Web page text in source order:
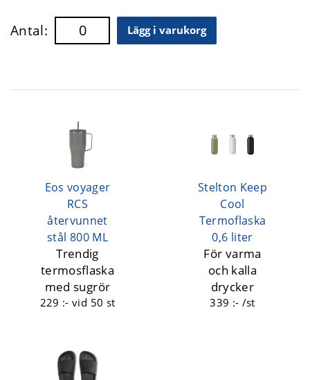
Antal: Lägg i varukorg
Eos voyager
RCS
återvunnet
stål 800 ML
Trendig
termosflaska
med sugrör
229 :-vid 50 st
Stelton Keep
Cool
Termoflaska
0,6 liter
För varma
och kalla
drycker
339 :- /st